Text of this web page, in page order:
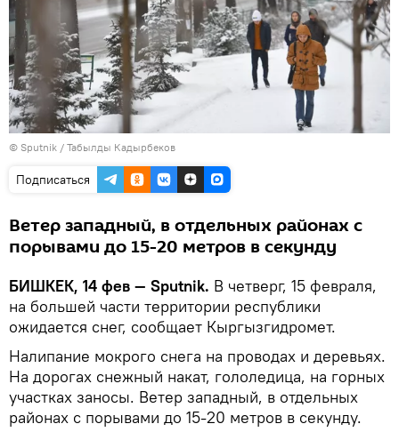
© Sputnik / Табылды Кадырбеков
Подписаться
Ветер западный, в отдельных районах с
порывами до 15-20 метров в секунду
БИШКЕК, 14 фев — Sputnik. В четверг, 15 февраля,
на большей части территории республики
ожидается снег, сообщает Кыргызгидромет.
Налипание мокрого снега на проводах и деревьях.
На дорогах снежный накат, гололедица, на горных
участках заносы. Ветер западный, в отдельных
районах с порывами до 15-20 метров в секунду.